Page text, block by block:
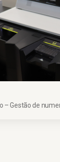
– Gestão de